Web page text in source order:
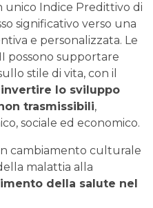
Indice Predittivo di
significativo verso una
e personalizzata. Le
possono supportare
stile di vita, con il
lo sviluppo
trasmissibili,
sociale ed economico.
cambiamento culturale
malattia alla
della salute nel